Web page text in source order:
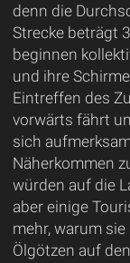
denn die
Strecke beträgt
beginnen
und ihre
Eintreffen des
vorwärts fährt
sich
Näherkommen
würden auf die
aber einige
mehr, warum
Ölgötzen auf